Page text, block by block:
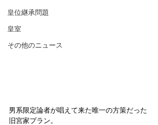
皇位継承問題
皇室
その他のニュース
男系限定論者が唱えて来た唯一の方策だった
旧宮家プラン。